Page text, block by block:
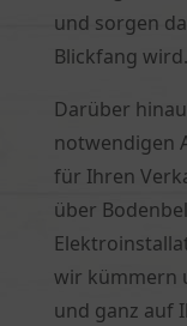
und sorgen
Blickfang wird.
Darüber
notwendigen
für Ihren
über
wir kümmern
und ganz auf